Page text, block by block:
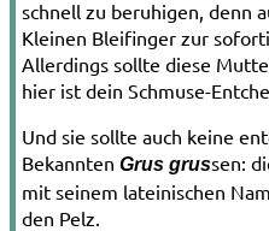
schnell zu beruhi­gen, denn
Kleinen Bleifinger zur
Allerdings sollte diese
hier ist dein Schmuse­-
Und sie sollte auch keine
Bekannten Grus grussen:
mit seinem latei­nischen
den Pelz.